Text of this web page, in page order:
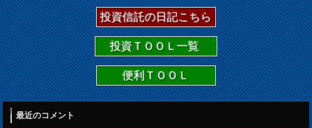
投資信託の日記こちら
投資ＴＯＯＬ一覧
便利ＴＯＯＬ
最近のコメント